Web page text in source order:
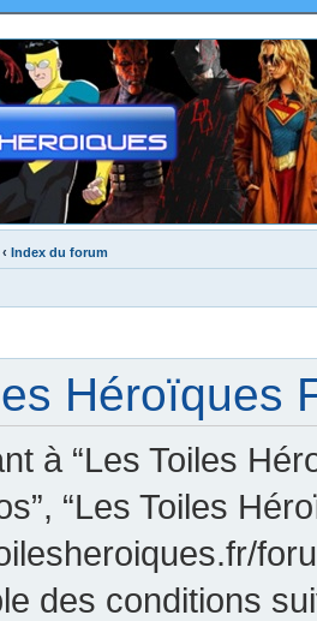
‹ Index du forum
Héroïques
à “Les Toiles
“Les Toiles
des conditions